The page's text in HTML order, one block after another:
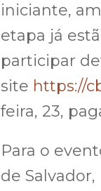
iniciante,
etapa já
participar
site https://
feira, 23,
Para o
de